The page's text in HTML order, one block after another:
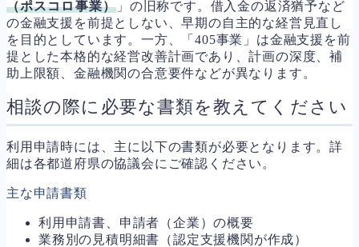
（ポスコロ事業）」の旧称です。借入金の返済猶予など
の金融支援を前提としない、早期の自主的な経営見直し
を目的としています。一方、「405事業」は金融支援を前
提とした本格的な経営改善計画であり、計画の深度、補
助上限額、金融機関の合意要件などが異なります。
相談の際に必要な書類を教えてください
利用申請時には、主に以下の書類が必要となります。詳
細は各都道府県の協議会にご確認ください。
主な申請書類
利用申請書、申請者（企業）の概要
業務別の見積明細書（認定支援機関が作成）